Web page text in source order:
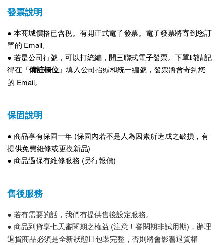
發票說明
● 本商城價格已含稅。有開正式電子發票。電子發票將寄到您訂
單的 Email。
● 若是公司行號，可以打統編，開三聯式電子發票。下單時請記
得在『備註欄位』填入公司抬頭和統一編號，發票將會寄到您
的 Email。
保固說明
● 商品享有保固一年 (保固內若不是人為因素所造成之破損，有
提供免費維修或更換新品)
● 商品過保有維修服務 (另行報價)
售後服務
● 若有需要的話，我們有提供售後設定服務。
● 商品到貨享七天審閱期之權益 (注意！審閱期非試用期)，辦理
退貨商品必須是全新狀態且包裝完整，否則將會影響退貨權